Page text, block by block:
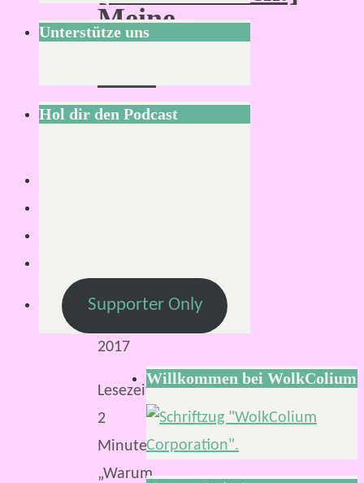
Meine
Antworten
2017
Lesezeit:
2
Minuten
„Warum
finde
ich
Unterstütze uns
Hol dir den Podcast
Supporter Only
Willkommen bei WolkColium